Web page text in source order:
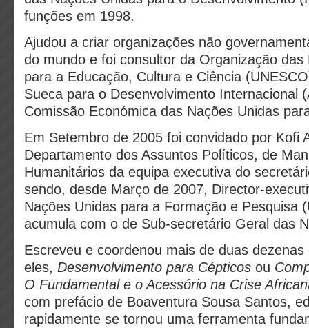
funções em 1998.
Ajudou a criar organizações não
do mundo e foi consultor da Organização das
para a Educação, Cultura e Ciência
Sueca para o Desenvolvimento Internacional
Comissão Económica das Nações Unidas
Em Setembro de 2005 foi convidado por Kofi
Departamento dos Assuntos Políticos, de
Humanitários da equipa executiva do
sendo, desde Março de 2007, Director-
Nações Unidas para a Formação e Pesquisa
acumula com o de Sub-secretário Geral das
Escreveu e coordenou mais de duas
eles, Desenvolvimento para Cépticos ou
O Fundamental e o Acessório na Crise
com prefácio de Boaventura Sousa Santos,
rapidamente se tornou uma ferramenta